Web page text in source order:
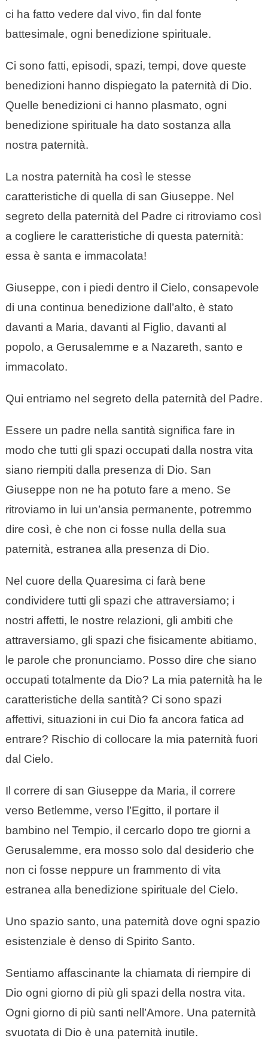
ci ha fatto vedere dal vivo, fin dal fonte
battesimale, ogni benedizione spirituale.
Ci sono fatti, episodi, spazi, tempi, dove queste
benedizioni hanno dispiegato la paternità di Dio.
Quelle benedizioni ci hanno plasmato, ogni
benedizione spirituale ha dato sostanza alla
nostra paternità.
La nostra paternità ha così le stesse
caratteristiche di quella di san Giuseppe. Nel
segreto della paternità del Padre ci ritroviamo così
a cogliere le caratteristiche di questa paternità:
essa è santa e immacolata!
Giuseppe, con i piedi dentro il Cielo, consapevole
di una continua benedizione dall’alto, è stato
davanti a Maria, davanti al Figlio, davanti al
popolo, a Gerusalemme e a Nazareth, santo e
immacolato.
Qui entriamo nel segreto della paternità del Padre.
Essere un padre nella santità significa fare in
modo che tutti gli spazi occupati dalla nostra vita
siano riempiti dalla presenza di Dio. San
Giuseppe non ne ha potuto fare a meno. Se
ritroviamo in lui un’ansia permanente, potremmo
dire così, è che non ci fosse nulla della sua
paternità, estranea alla presenza di Dio.
Nel cuore della Quaresima ci farà bene
condividere tutti gli spazi che attraversiamo; i
nostri affetti, le nostre relazioni, gli ambiti che
attraversiamo, gli spazi che fisicamente abitiamo,
le parole che pronunciamo. Posso dire che siano
occupati totalmente da Dio? La mia paternità ha le
caratteristiche della santità? Ci sono spazi
affettivi, situazioni in cui Dio fa ancora fatica ad
entrare? Rischio di collocare la mia paternità fuori
dal Cielo.
Il correre di san Giuseppe da Maria, il correre
verso Betlemme, verso l’Egitto, il portare il
bambino nel Tempio, il cercarlo dopo tre giorni a
Gerusalemme, era mosso solo dal desiderio che
non ci fosse neppure un frammento di vita
estranea alla benedizione spirituale del Cielo.
Uno spazio santo, una paternità dove ogni spazio
esistenziale è denso di Spirito Santo.
Sentiamo affascinante la chiamata di riempire di
Dio ogni giorno di più gli spazi della nostra vita.
Ogni giorno di più santi nell’Amore. Una paternità
svuotata di Dio è una paternità inutile.